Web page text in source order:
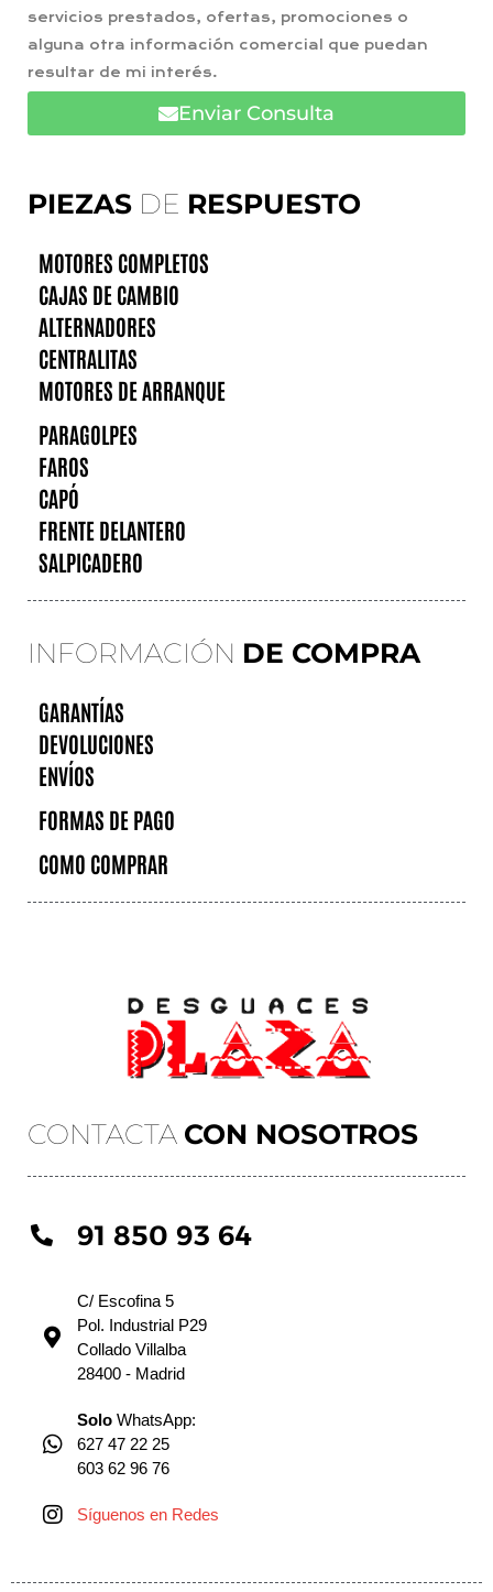
CONTACTA CON NOSOTROS
91 850 93 64
C/ Escofina 5
Pol. Industrial P29
Collado Villalba
28400 - Madrid
Solo WhatsApp:
627 47 22 25
603 62 96 76
Síguenos en Redes
PIEZAS DE RESPUESTO
MOTORES COMPLETOS
CAJAS DE CAMBIO
ALTERNADORES
CENTRALITAS
MOTORES DE ARRANQUE
PARAGOLPES
FAROS
CAPÓ
FRENTE DELANTERO
SALPICADERO
INFORMACIÓN DE COMPRA
GARANTÍAS
DEVOLUCIONES
ENVÍOS
FORMAS DE PAGO
COMO COMPRAR
servicios prestados, ofertas, promociones o
alguna otra información comercial que puedan
resultar de mi interés.
Enviar Consulta